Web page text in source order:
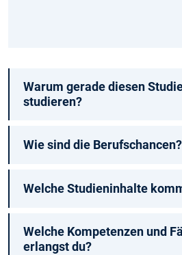
Warum gerade diesen
studieren?
Wie sind die Berufschancen?
Welche Studieninhalte
Welche Kompetenzen und
erlangst du?